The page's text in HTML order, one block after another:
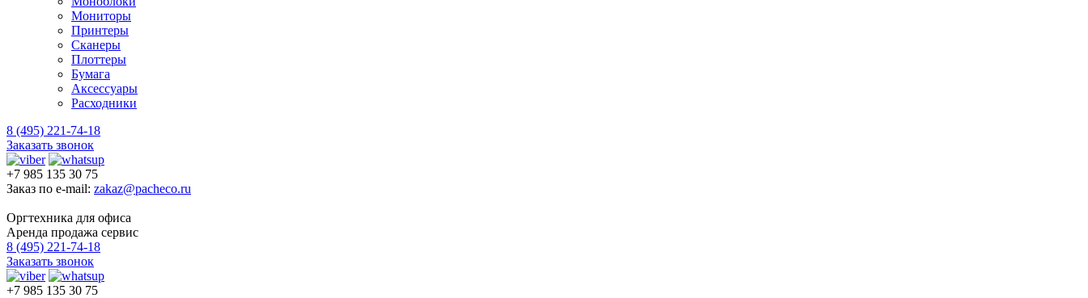
Мониторы
Принтеры
Сканеры
Плоттеры
Бумага
Аксессуары
Расходники
8 (495) 221-74-18
Заказать звонок
+7 985 135 30 75
Заказ по e-mail: zakaz@pacheco.ru
Оргтехника для офиса
Аренда продажа сервис
8 (495) 221-74-18
Заказать звонок
+7 985 135 30 75